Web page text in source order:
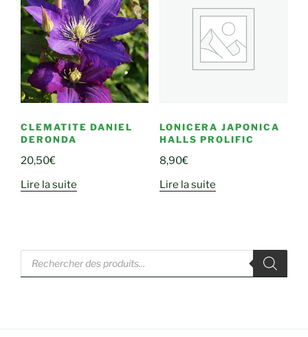
CLEMATITE DANIEL
DERONDA
20,50€
Lire la suite
LONICERA JAPONICA
HALLS PROLIFIC
8,90€
Lire la suite
Recherche
produits